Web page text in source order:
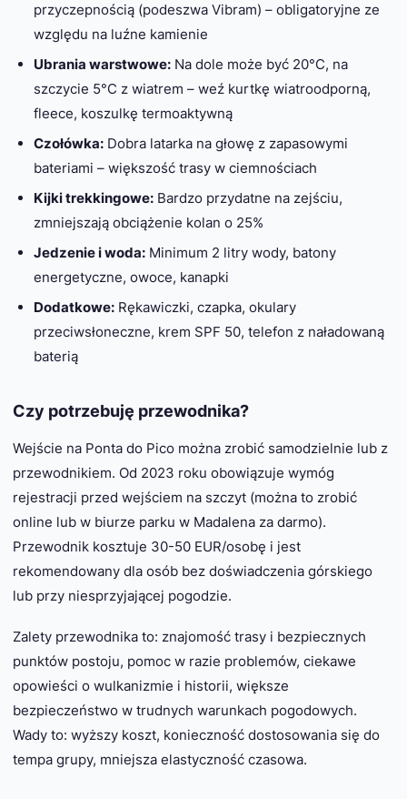
przyczepnością (podeszwa Vibram) – obligatoryjne ze
względu na luźne kamienie
Ubrania warstwowe:Na dole może być 20°C, na
szczycie 5°C z wiatrem – weź kurtkę wiatroodporną,
fleece, koszulkę termoaktywną
Czołówka:Dobra latarka na głowę z zapasowymi
bateriami – większość trasy w ciemnościach
Kijki trekkingowe:Bardzo przydatne na zejściu,
zmniejszają obciążenie kolan o 25%
Jedzenie i woda:Minimum 2 litry wody, batony
energetyczne, owoce, kanapki
Dodatkowe:Rękawiczki, czapka, okulary
przeciwsłoneczne, krem SPF 50, telefon z naładowaną
baterią
Czy potrzebuję przewodnika?
Wejście na Ponta do Pico można zrobić samodzielnie lub z
przewodnikiem. Od 2023 roku obowiązuje wymóg
rejestracji przed wejściem na szczyt (można to zrobić
online lub w biurze parku w Madalena za darmo).
Przewodnik kosztuje 30-50 EUR/osobę i jest
rekomendowany dla osób bez doświadczenia górskiego
lub przy niesprzyjającej pogodzie.
Zalety przewodnika to: znajomość trasy i bezpiecznych
punktów postoju, pomoc w razie problemów, ciekawe
opowieści o wulkanizmie i historii, większe
bezpieczeństwo w trudnych warunkach pogodowych.
Wady to: wyższy koszt, konieczność dostosowania się do
tempa grupy, mniejsza elastyczność czasowa.